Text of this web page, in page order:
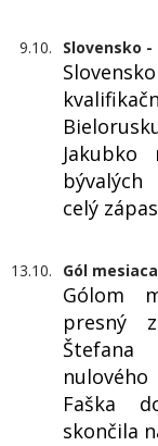
9.10. Slovensko -
bývalých
celý
13.10. Gól
Gólom
presný
nulového
Faška
skončila